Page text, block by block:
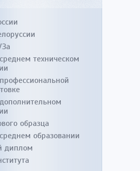
техническом
образца
образовании
диплом